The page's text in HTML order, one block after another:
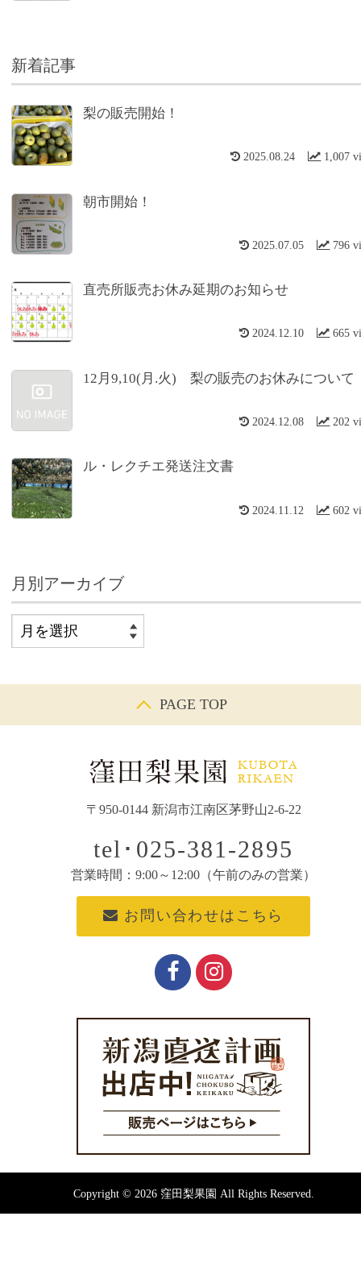
新着記事
梨の販売開始！
1,007
2025.08.24
朝市開始！
796
2025.07.05
直売所販売お休み延期のお知らせ
665
2024.12.10
12月9,10(月.火) 梨の販売のお休みについて
202
2024.12.08
ル・レクチエ発送注文書
602
2024.11.12
月別アーカイブ
PAGE TOP
〒950-0144 新潟市江南区茅野山2-6-22
tel･025-381-2895
営業時間：9:00～12:00（午前のみの営業）
お問い合わせはこちら
Copyright © 2026 窪田梨果園 All Rights Reserved.